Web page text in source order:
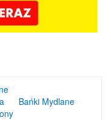
Bańki Mydlane